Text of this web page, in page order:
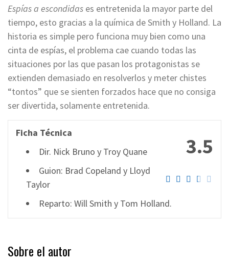
Espías a escondidas es entretenida la mayor parte del
tiempo, esto gracias a la química de Smith y Holland. La
historia es simple pero funciona muy bien como una
cinta de espías, el problema cae cuando todas las
situaciones por las que pasan los protagonistas se
extienden demasiado en resolverlos y meter chistes
“tontos” que se sienten forzados hace que no consiga
ser divertida, solamente entretenida.
3.5
Ficha Técnica
Dir. Nick Bruno y Troy Quane
Guion: Brad Copeland y Lloyd
Taylor
Reparto: Will Smith y Tom Holland.
Sobre el autor